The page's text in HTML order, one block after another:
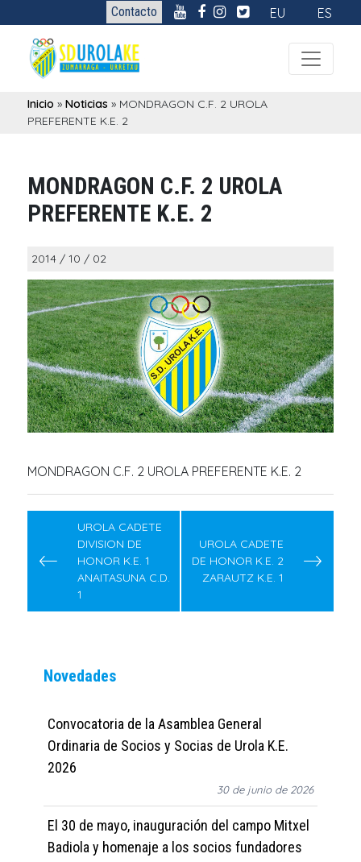
Contacto EU ES
Inicio »Noticias » MONDRAGON C.F. 2 UROLA
PREFERENTE K.E. 2
MONDRAGON C.F. 2 UROLA
PREFERENTE K.E. 2
2014 / 10 / 02
MONDRAGON C.F. 2 UROLA PREFERENTE K.E. 2
Navegación
entradas
UROLA CADETE
DIVISION DE
HONOR K.E. 1
ANAITASUNA C.D.
1
UROLA CADETE
DE HONOR K.E. 2
ZARAUTZ K.E. 1
Novedades
Convocatoria de la Asamblea General
Ordinaria de Socios y Socias de Urola K.E.
2026
30 de junio de 2026
El 30 de mayo, inauguración del campo Mitxel
Badiola y homenaje a los socios fundadores